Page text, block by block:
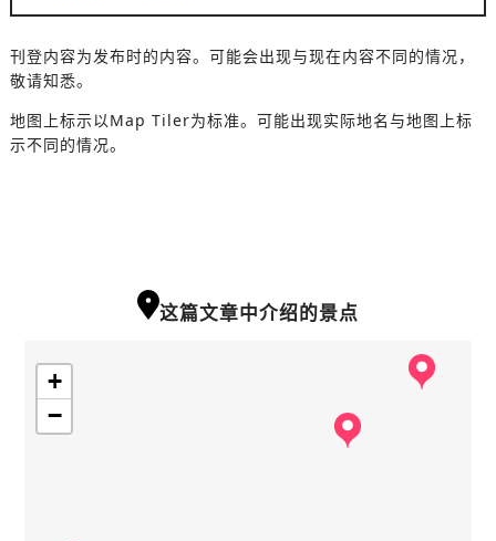
刊登内容为发布时的内容。可能会出现与现在内容不同的情况，
敬请知悉。
地图上标示以Map Tiler为标准。可能出现实际地名与地图上标
示不同的情况。
这篇文章中介绍的景点
+
−